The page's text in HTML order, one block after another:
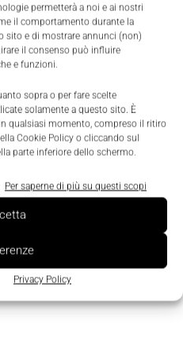
permetterà a noi e ai nostri
il comportamento durante la
sito e di mostrare annunci (non)
il consenso può influire
e funzioni.
sopra o per fare scelte
solamente a questo sito. È
qualsiasi momento, compreso il ritiro
Cookie Policy o cliccando sul
parte inferiore dello schermo.
Per saperne di più su questi scopi
Privacy Policy